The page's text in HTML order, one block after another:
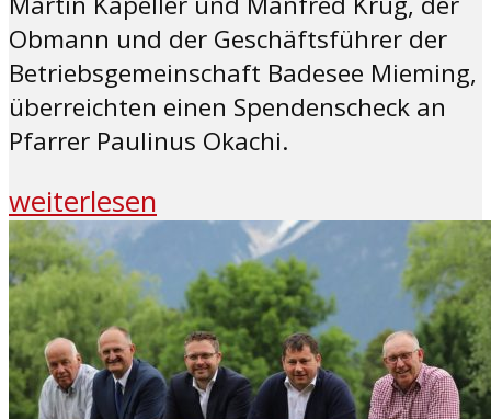
Obmann und der Geschäftsführer der
Betriebsgemeinschaft Badesee Mieming,
überreichten einen Spendenscheck an
Pfarrer Paulinus Okachi.
weiterlesen